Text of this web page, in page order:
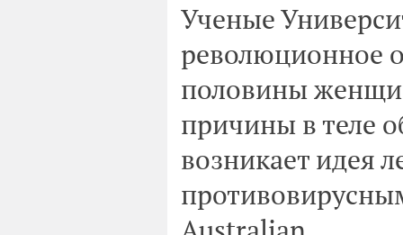
Ученые
революционное
половины
причины в теле
возникает идея